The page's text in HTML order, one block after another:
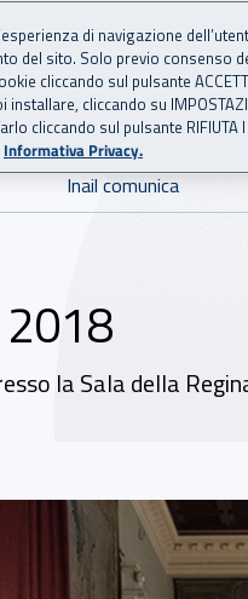
per
Inail comunica
la Sala della
di navigazione
del sito. Solo previo consenso
cliccando sul pulsante
cliccando su
cliccando sul pulsante RIFIUTA I
Informativa Privacy.